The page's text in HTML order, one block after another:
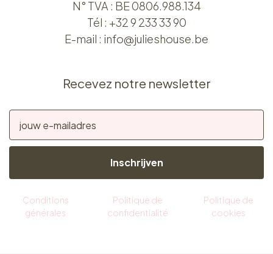
N° TVA : BE 0806.988.134
Tél : +32 9 233 33 90
E-mail : info@julieshouse.be
Recevez notre newsletter
Inschrijven
Conditions
générales
Politique de
confidentialité
Politique de
cookies